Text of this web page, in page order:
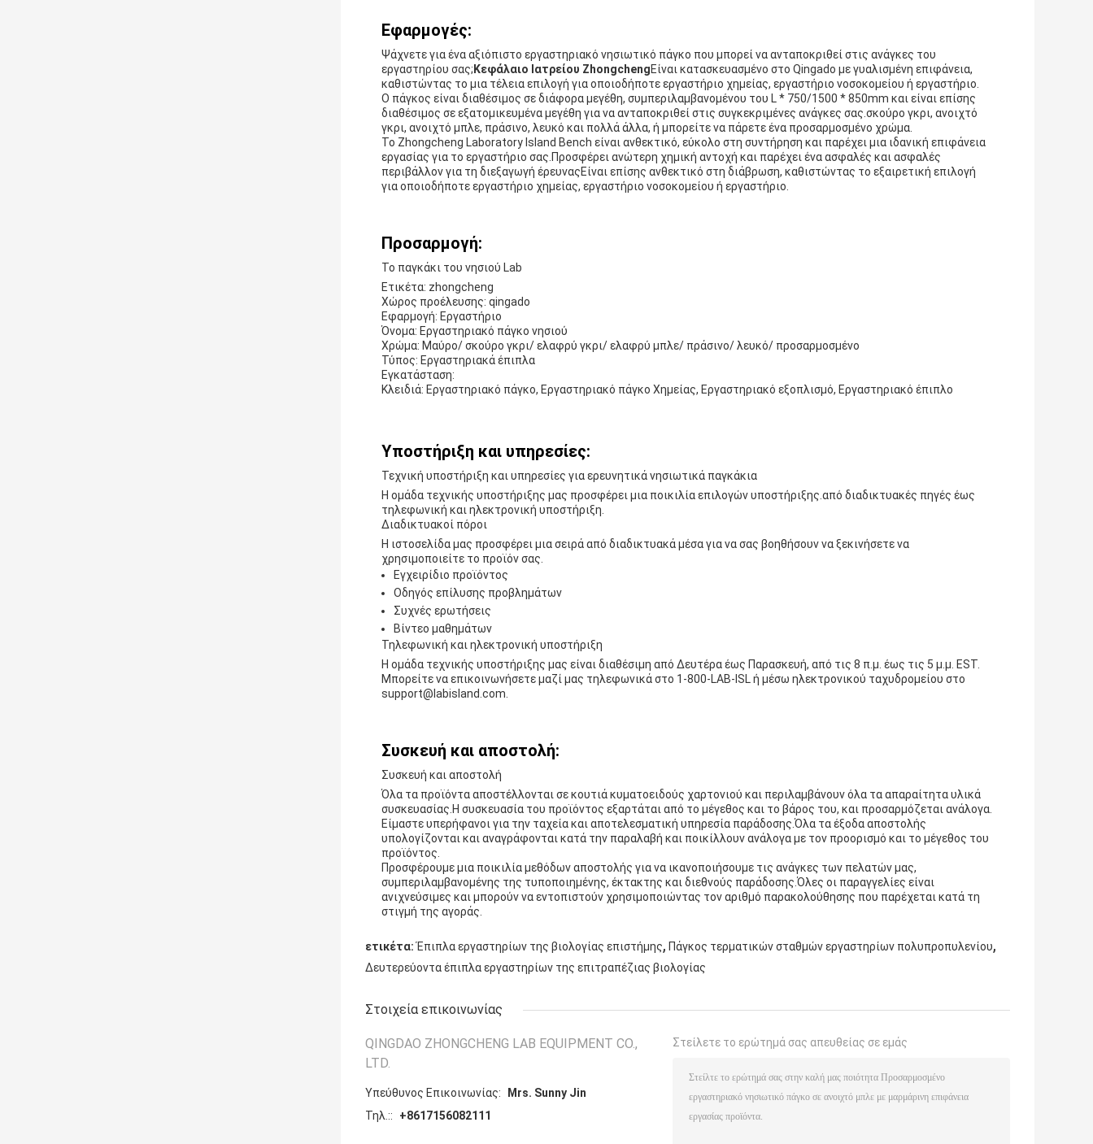
Εφαρμογές:
Ψάχνετε για ένα αξιόπιστο εργαστηριακό νησιωτικό πάγκο που μπορεί να ανταποκριθεί στις ανάγκες του
εργαστηρίου σας; Κεφάλαιο Ιατρείου ZhongchengΕίναι κατασκευασμένο στο Qingado με γυαλισμένη επιφάνεια,
καθιστώντας το μια τέλεια επιλογή για οποιοδήποτε εργαστήριο χημείας, εργαστήριο νοσοκομείου ή εργαστήριο.
Ο πάγκος είναι διαθέσιμος σε διάφορα μεγέθη, συμπεριλαμβανομένου του L * 750/1500 * 850mm και είναι επίσης
διαθέσιμος σε εξατομικευμένα μεγέθη για να ανταποκριθεί στις συγκεκριμένες ανάγκες σας.σκούρο γκρι, ανοιχτό
γκρι, ανοιχτό μπλε, πράσινο, λευκό και πολλά άλλα, ή μπορείτε να πάρετε ένα προσαρμοσμένο χρώμα.
Το Zhongcheng Laboratory Island Bench είναι ανθεκτικό, εύκολο στη συντήρηση και παρέχει μια ιδανική επιφάνεια
εργασίας για το εργαστήριο σας.Προσφέρει ανώτερη χημική αντοχή και παρέχει ένα ασφαλές και ασφαλές
περιβάλλον για τη διεξαγωγή έρευναςΕίναι επίσης ανθεκτικό στη διάβρωση, καθιστώντας το εξαιρετική επιλογή
για οποιοδήποτε εργαστήριο χημείας, εργαστήριο νοσοκομείου ή εργαστήριο.
Προσαρμογή:
Το παγκάκι του νησιού Lab
Ετικέτα: zhongcheng
Χώρος προέλευσης: qingado
Εφαρμογή: Εργαστήριο
Όνομα: Εργαστηριακό πάγκο νησιού
Χρώμα: Μαύρο/ σκούρο γκρι/ ελαφρύ γκρι/ ελαφρύ μπλε/ πράσινο/ λευκό/ προσαρμοσμένο
Τύπος: Εργαστηριακά έπιπλα
Εγκατάσταση:
Κλειδιά: Εργαστηριακό πάγκο, Εργαστηριακό πάγκο Χημείας, Εργαστηριακό εξοπλισμό, Εργαστηριακό έπιπλο
Υποστήριξη και υπηρεσίες:
Τεχνική υποστήριξη και υπηρεσίες για ερευνητικά νησιωτικά παγκάκια
Η ομάδα τεχνικής υποστήριξης μας προσφέρει μια ποικιλία επιλογών υποστήριξης.από διαδικτυακές πηγές έως
τηλεφωνική και ηλεκτρονική υποστήριξη.
Διαδικτυακοί πόροι
Η ιστοσελίδα μας προσφέρει μια σειρά από διαδικτυακά μέσα για να σας βοηθήσουν να ξεκινήσετε να
χρησιμοποιείτε το προϊόν σας.
Εγχειρίδιο προϊόντος
Οδηγός επίλυσης προβλημάτων
Συχνές ερωτήσεις
Βίντεο μαθημάτων
Τηλεφωνική και ηλεκτρονική υποστήριξη
Η ομάδα τεχνικής υποστήριξης μας είναι διαθέσιμη από Δευτέρα έως Παρασκευή, από τις 8 π.μ. έως τις 5 μ.μ. EST.
Μπορείτε να επικοινωνήσετε μαζί μας τηλεφωνικά στο 1-800-LAB-ISL ή μέσω ηλεκτρονικού ταχυδρομείου στο
support@labisland.com.
Συσκευή και αποστολή:
Συσκευή και αποστολή
Όλα τα προϊόντα αποστέλλονται σε κουτιά κυματοειδούς χαρτονιού και περιλαμβάνουν όλα τα απαραίτητα υλικά
συσκευασίας.Η συσκευασία του προϊόντος εξαρτάται από το μέγεθος και το βάρος του, και προσαρμόζεται ανάλογα.
Είμαστε υπερήφανοι για την ταχεία και αποτελεσματική υπηρεσία παράδοσης.Όλα τα έξοδα αποστολής
υπολογίζονται και αναγράφονται κατά την παραλαβή και ποικίλλουν ανάλογα με τον προορισμό και το μέγεθος του
προϊόντος.
Προσφέρουμε μια ποικιλία μεθόδων αποστολής για να ικανοποιήσουμε τις ανάγκες των πελατών μας,
συμπεριλαμβανομένης της τυποποιημένης, έκτακτης και διεθνούς παράδοσης.Όλες οι παραγγελίες είναι
ανιχνεύσιμες και μπορούν να εντοπιστούν χρησιμοποιώντας τον αριθμό παρακολούθησης που παρέχεται κατά τη
στιγμή της αγοράς.
ετικέτα: Έπιπλα εργαστηρίων της βιολογίας επιστήμης, Πάγκος τερματικών σταθμών εργαστηρίων πολυπροπυλενίου,
Δευτερεύοντα έπιπλα εργαστηρίων της επιτραπέζιας βιολογίας
Στοιχεία επικοινωνίας
QINGDAO ZHONGCHENG LAB EQUIPMENT CO.,
LTD.
Υπεύθυνος Επικοινωνίας:
Mrs. Sunny Jin
Τηλ.::
+8617156082111
Στείλετε το ερώτημά σας απευθείας σε εμάς